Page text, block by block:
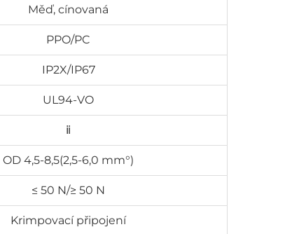
Měď, cínovaná
PPO/PC
IP2X/IP67
UL94-VO
ⅱ
OD 4,5-8,5(2,5-6,0 mm°)
≤ 50 N/≥ 50 N
Krimpovací připojení